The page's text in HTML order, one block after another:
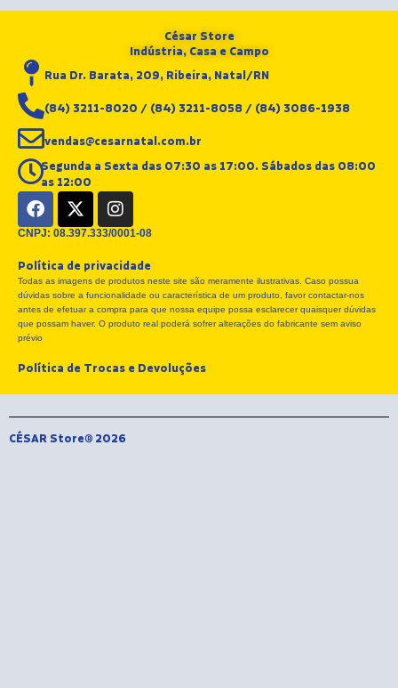
César Store
Indústria, Casa e Campo
Rua Dr. Barata, 209, Ribeira, Natal/RN
(84) 3211-8020 / (84) 3211-8058 / (84) 3086-1938
vendas@cesarnatal.com.br
Segunda a Sexta das 07:30 as 17:00. Sábados das 08:00
as 12:00
F
a
c
b
o
o
k
X
-
t
i
t
t
e
I
n
s
a
g
r
a
CNPJ: 08.397.333/0001-08
Política de privacidade
Todas as imagens de produtos neste site são meramente ilustrativas. Caso possua
dúvidas sobre a funcionalidade ou característica de um produto, favor contactar-nos
antes de efetuar a compra para que nossa equipe possa esclarecer quaisquer dúvidas
que possam haver. O produto real poderá sofrer alterações do fabricante sem aviso
prévio
Política de Trocas e Devoluções
CÉSAR Store® 2026